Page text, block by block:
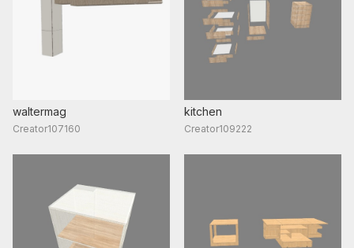
waltermag
Creator107160
kitchen
Creator109222